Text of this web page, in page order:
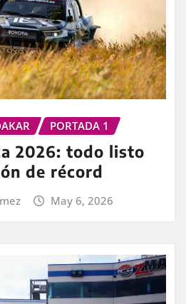
PORTADA 1
2026: todo listo
de récord
May 6, 2026